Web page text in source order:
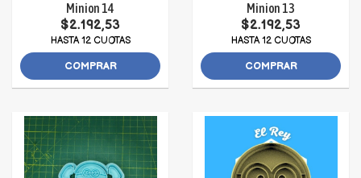
Minion 14
$2.192,53
HASTA 12 CUOTAS
COMPRAR
Minion 13
$2.192,53
HASTA 12 CUOTAS
COMPRAR